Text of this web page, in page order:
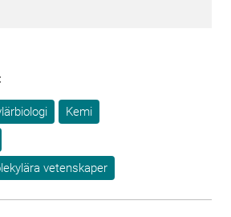
Kemi
vetenskaper